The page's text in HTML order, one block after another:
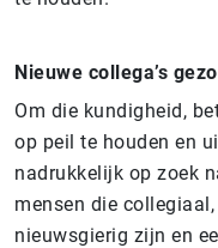
Nieuwe collega’s
Om die kundigheid,
op peil te houden en
nadrukkelijk op zoek
mensen die
nieuwsgierig zijn en